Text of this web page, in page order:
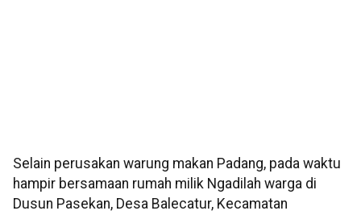
Selain perusakan warung makan Padang, pada waktu
hampir bersamaan rumah milik Ngadilah warga di
Dusun Pasekan, Desa Balecatur, Kecamatan